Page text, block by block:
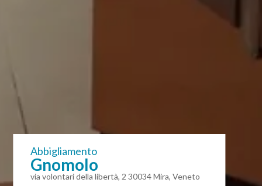
Abbigliamento
Gnomolo
via volontari della libertà, 2 30034 Mira, Veneto